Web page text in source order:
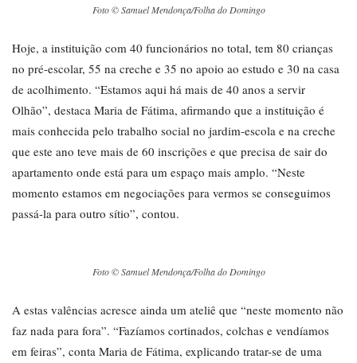
Foto © Samuel Mendonça/Folha do Domingo
Hoje, a instituição com 40 funcionários no total, tem 80 crianças
no pré-escolar, 55 na creche e 35 no apoio ao estudo e 30 na casa
de acolhimento. “Estamos aqui há mais de 40 anos a servir
Olhão”, destaca Maria de Fátima, afirmando que a instituição é
mais conhecida pelo trabalho social no jardim-escola e na creche
que este ano teve mais de 60 inscrições e que precisa de sair do
apartamento onde está para um espaço mais amplo. “Neste
momento estamos em negociações para vermos se conseguimos
passá-la para outro sítio”, contou.
Foto © Samuel Mendonça/Folha do Domingo
A estas valências acresce ainda um ateliê que “neste momento não
faz nada para fora”. “Fazíamos cortinados, colchas e vendíamos
em feiras”, conta Maria de Fátima, explicando tratar-se de uma